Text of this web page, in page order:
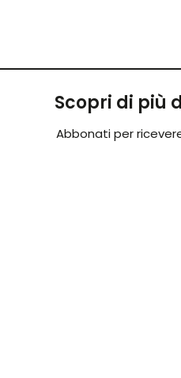
Scopri di più
Abbonati per